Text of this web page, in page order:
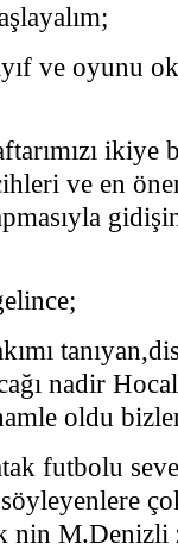
ve oyunu
ve en
nadir
oldu
futbolu
nin M.Denizli